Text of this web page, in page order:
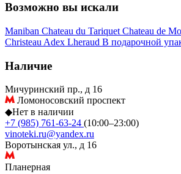
Возможно вы искали
Maniban Chateau du Tariquet Chateau de
Christeau Adex Lheraud В подарочной
Наличие
Мичуринский пр., д 16
Ломоносовский проспект
◆Нет в наличии
+7 (985) 761-63-24 (10:00–23:00)
vinoteki.ru@yandex.ru
Воротынская ул., д 16
Планерная